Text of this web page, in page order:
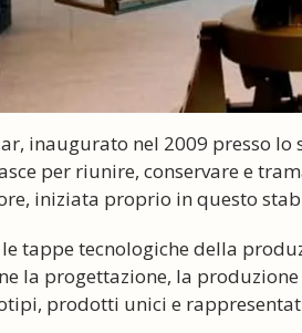
inaugurato nel 2009 presso
per riunire, conservare e
iniziata proprio in questo
tappe tecnologiche della
la progettazione, la
prodotti unici e